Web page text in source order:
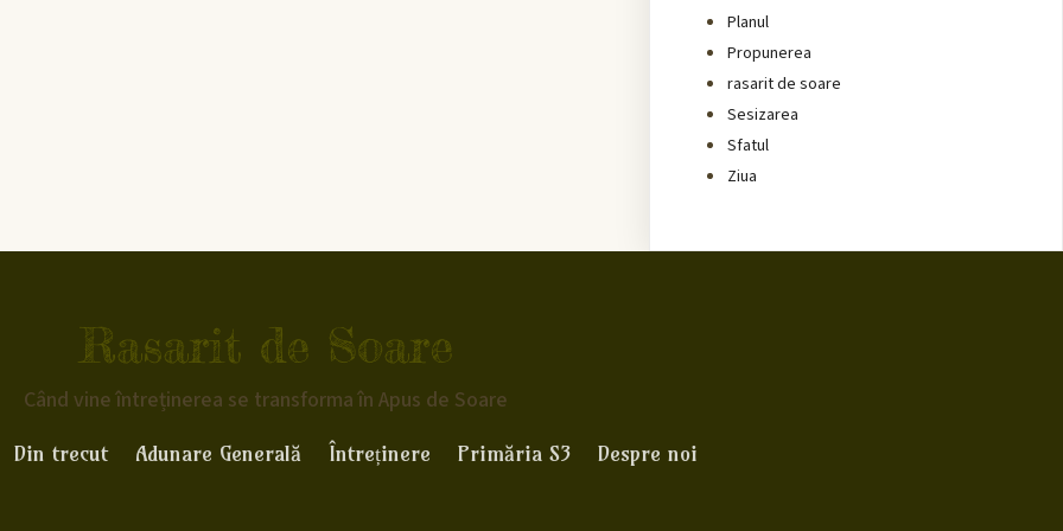
Planul
Propunerea
rasarit de soare
Sesizarea
Sfatul
Ziua
Rasarit de Soare
Când vine întreținerea se transforma în Apus de Soare
Din trecut Adunare Generală Întreținere Primăria S3 Despre noi